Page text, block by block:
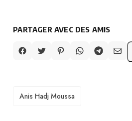
PARTAGER AVEC DES AMIS
TAGS
Anis Hadj Moussa